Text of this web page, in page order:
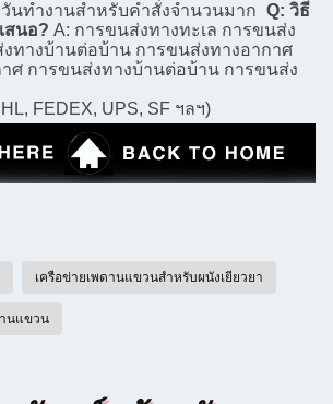
วันทํางานสําหรับคําสั่งจํานวนมาก Q: วิธี
สนอ? A: การขนส่งทางทะเล การขนส่ง
งทางบ้านต่อบ้าน การขนส่งทางอากาศ
ศ การขนส่งทางบ้านต่อบ้าน การขนส่ง
FEDEX, UPS, SF ฯลฯ)
เครือข่ายเพดานแขวนสําหรับผนังเยียวยา
านแขวน